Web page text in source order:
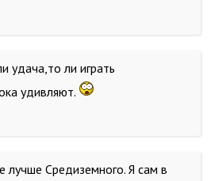
удача,то ли играть
удивляют.
Средиземного. Я сам в